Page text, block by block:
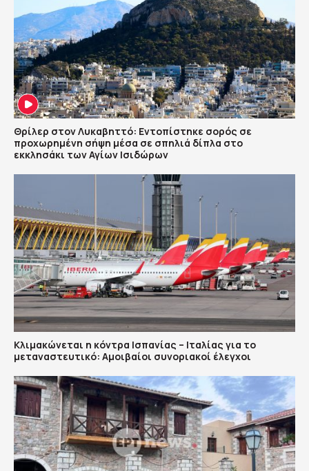
Θρίλερ στον Λυκαβηττό: Εντοπίστηκε σορός σε
προχωρημένη σήψη μέσα σε σπηλιά δίπλα στο
εκκλησάκι των Αγίων Ισιδώρων
Κλιμακώνεται η κόντρα Ισπανίας – Ιταλίας για το
μεταναστευτικό: Αμοιβαίοι συνοριακοί έλεγχοι